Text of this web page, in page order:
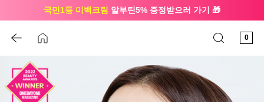
국민1등 미백크림 알부틴5% 증정받으러 가기 🎁
0